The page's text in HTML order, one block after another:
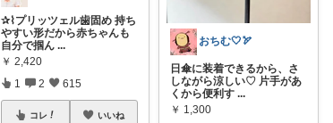
✰⌇プリッツェル歯固め 持ち
やすい形だから赤ちゃんも
自分で掴ん ...
￥ 2,420
1 2 615
コレ いいね
おちむ🤍🏹
日傘に装着できるから、さ
しながら涼しい♡ 片手があ
くから便利す ...
￥ 1,300